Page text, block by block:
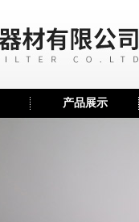
产品展示